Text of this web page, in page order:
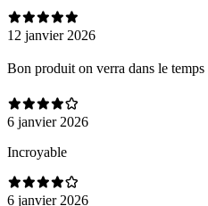
12 janvier 2026
Bon produit on verra dans le
6 janvier 2026
Incroyable
6 janvier 2026